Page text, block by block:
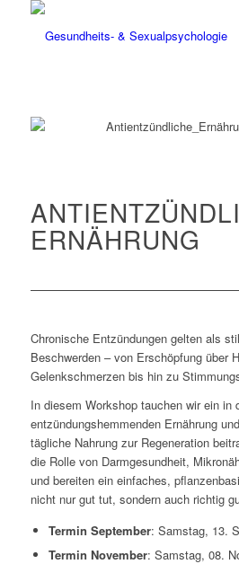
ERNÄHRUNG
Chronische Entzündungen gelten als
Beschwerden – von Erschöpfung über
Gelenkschmerzen bis hin zu
In diesem Workshop tauchen wir ein in
entzündungshemmenden Ernährung
tägliche Nahrung zur Regeneration
die Rolle von Darmgesundheit,
und bereiten ein einfaches,
nicht nur gut tut, sondern auch richtig
Termin September: Samstag, 13.
Termin November: Samstag, 08.